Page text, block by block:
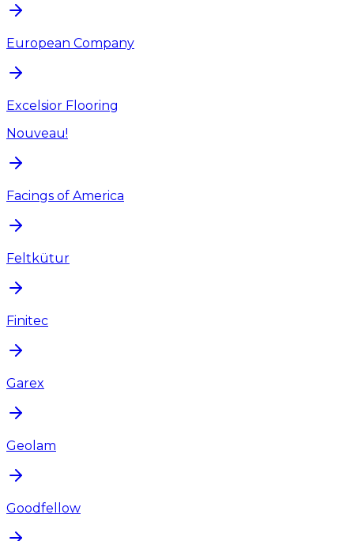
European Company
Excelsior Flooring
Nouveau!
Facings of America
Feltkütur
Finitec
Garex
Geolam
Goodfellow